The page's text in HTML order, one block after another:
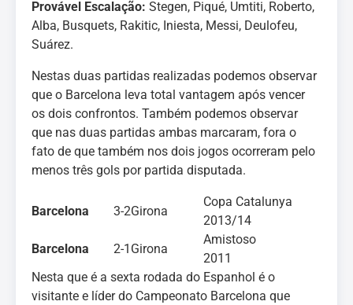
Provável Escalação: Stegen, Piqué, Umtiti, Roberto,
Alba, Busquets, Rakitic, Iniesta, Messi, Deulofeu,
Suárez.
Nestas duas partidas realizadas podemos observar
que o Barcelona leva total vantagem após vencer
os dois confrontos. Também podemos observar
que nas duas partidas ambas marcaram, fora o
fato de que também nos dois jogos ocorreram pelo
menos três gols por partida disputada.
Barcelona 3-2Girona
Copa Catalunya
2013/14
Barcelona
2-1 Girona
Amistoso
2011
Nesta que é a sexta rodada do Espanhol é o
visitante e líder do Campeonato Barcelona que